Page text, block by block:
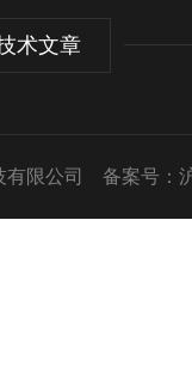
术文章
限公司 备案号：